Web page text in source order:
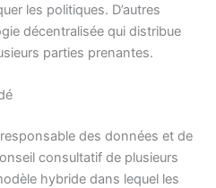
les politiques. D’autres
décentralisée qui distribue
parties prenantes.
des données et de
consultatif de plusieurs
hybride dans lequel les